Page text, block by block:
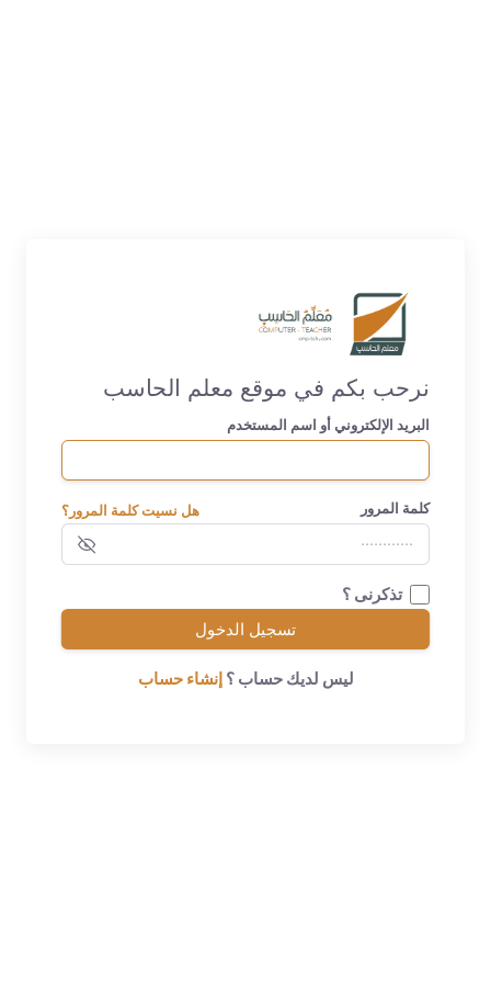
نرحب بكم في موقع معلم الحاسب
البريد الإلكتروني أو اسم المستخدم
كلمة المرور هل نسيت كلمة المرور؟
تذكرنى ؟
تسجيل الدخول
ليس لديك حساب ؟ إنشاء حساب